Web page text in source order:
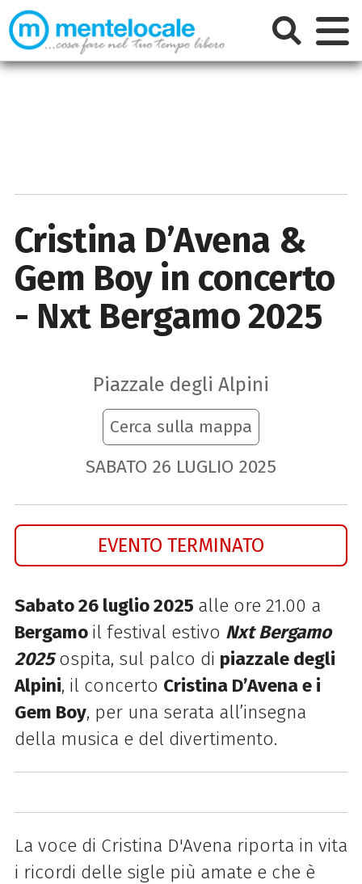
Cristina D’Avena &
Gem Boy in concerto
- Nxt Bergamo 2025
Piazzale degli Alpini
Cerca sulla mappa
SABATO 26 LUGLIO 2025
EVENTO TERMINATO
Sabato 26 luglio 2025 alle ore 21.00 a
Bergamo il festival estivo Nxt Bergamo
2025ospita, sul palco di piazzale degli
Alpini, il concerto Cristina D’Avena e i
Gem Boy, per una serata all’insegna
della musica e del divertimento.
La voce di Cristina D'Avena riporta in vita
i ricordi delle sigle più amate e che è